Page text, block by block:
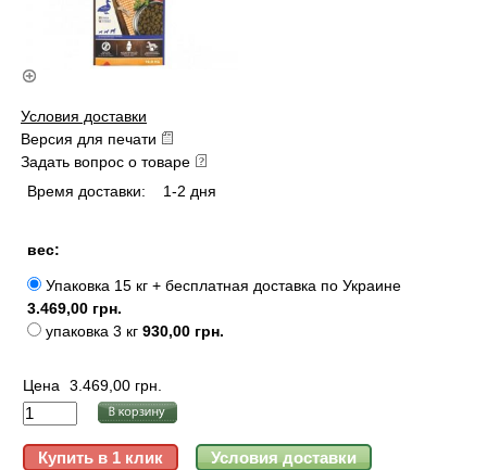
Условия доставки
Версия для печати
Задать вопрос о товаре
Время доставки:
1-2 дня
вес:
Упаковка 15 кг + бесплатная доставка по Украине
3.469,00 грн.
упаковка 3 кг 930,00 грн.
Цена 3.469,00 грн.